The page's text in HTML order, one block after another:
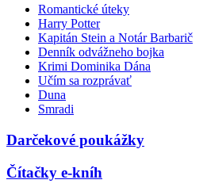
Romantické úteky
Harry Potter
Kapitán Stein a Notár Barbarič
Denník odvážneho bojka
Krimi Dominika Dána
Učím sa rozprávať
Duna
Smradi
Darčekové poukážky
Čítačky e-kníh